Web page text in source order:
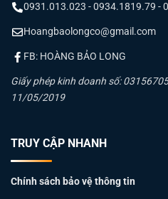
0931.013.023 - 0934.1819.79 -
Hoangbaolongco@gmail.com
FB: HOÀNG BẢO LONG
Giấy phép kinh doanh số:
11/05/2019
TRUY CẬP NHANH
Chính sách bảo vệ thông tin